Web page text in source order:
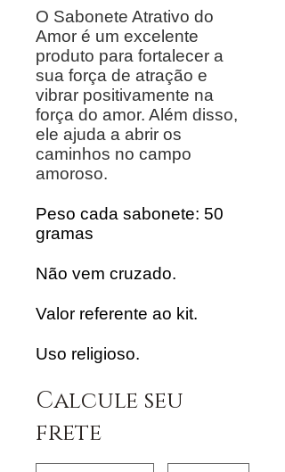
O Sabonete Atrativo do
Amor é um excelente
produto para fortalecer a
sua força de atração e
vibrar positivamente na
força do amor. Além disso,
ele ajuda a abrir os
caminhos no campo
amoroso.
Peso cada sabonete: 50
gramas
Não vem cruzado.
Valor referente ao kit.
Uso religioso.
Calcule seu
frete